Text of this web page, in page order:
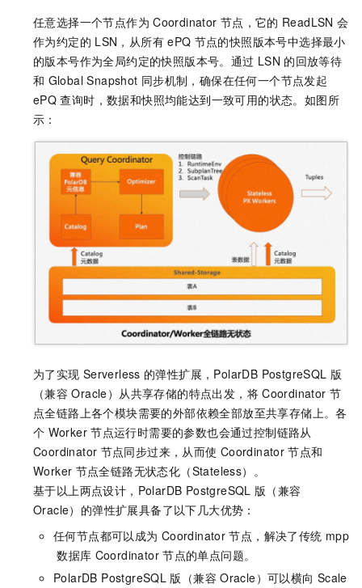
任意选择一个节点作为 Coordinator 节点，它的 ReadLSN 会
作为约定的 LSN，从所有 ePQ 节点的快照版本号中选择最小
的版本号作为全局约定的快照版本号。通过 LSN 的回放等待
和 Global Snapshot 同步机制，确保在任何一个节点发起
ePQ 查询时，数据和快照均能达到一致可用的状态。如图所
示：
为了实现 Serverless 的弹性扩展， PolarDB PostgreSQL 版
（兼容 Oracle） 从共享存储的特点出发，将 Coordinator 节
点全链路上各个模块需要的外部依赖全部放至共享存储上。各
个 Worker 节点运行时需要的参数也会通过控制链路从
Coordinator 节点同步过来，从而使 Coordinator 节点和
Worker 节点全链路无状态化（Stateless）。
基于以上两点设计， PolarDB PostgreSQL 版（兼容
Oracle） 的弹性扩展具备了以下几大优势：
任何节点都可以成为 Coordinator 节点，解决了传统 mpp
数据库 Coordinator 节点的单点问题。
PolarDB PostgreSQL 版（兼容 Oracle） 可以横向 Scale